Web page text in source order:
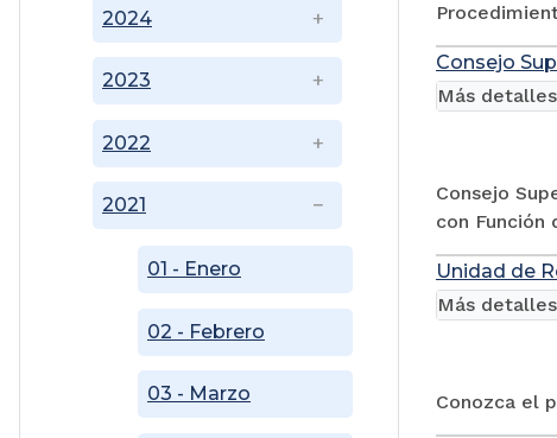
2021
01 - Enero
02 - Febrero
03 - Marzo
2022
2023
2024
Consejo
Consejo
con Función
Más detalles
Unidad de
Conozca el
Más detalles